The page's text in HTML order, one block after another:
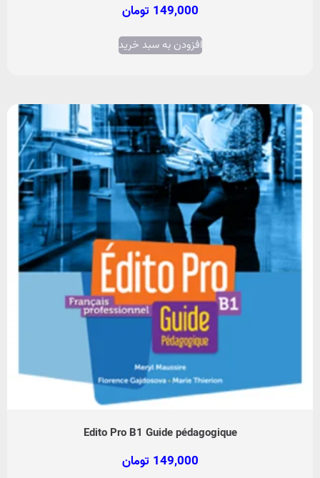
149,000 تومان
افزودن به سبد خرید
Edito Pro B1 Guide pédagogique
149,000 تومان